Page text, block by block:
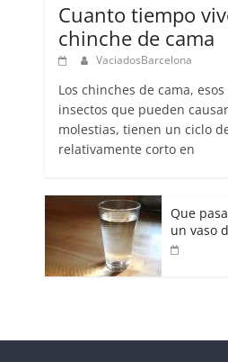
Cuanto tiempo
chinche de cama
VaciadosBarcelona
Los chinches de cama,
insectos que pueden
molestias, tienen un ciclo
relativamente corto en
Que
un vaso